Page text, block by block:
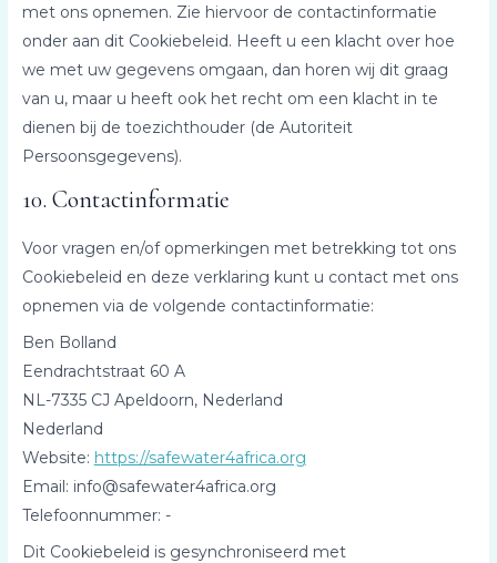
met ons opnemen. Zie hiervoor de contactinformatie
onder aan dit Cookiebeleid. Heeft u een klacht over hoe
we met uw gegevens omgaan, dan horen wij dit graag
van u, maar u heeft ook het recht om een klacht in te
dienen bij de toezichthouder (de Autoriteit
Persoonsgegevens).
10. Contactinformatie
Voor vragen en/of opmerkingen met betrekking tot ons
Cookiebeleid en deze verklaring kunt u contact met ons
opnemen via de volgende contactinformatie:
Ben Bolland
Eendrachtstraat 60 A
NL-7335 CJ Apeldoorn, Nederland
Nederland
Website: https://safewater4africa.org
Email: info@safewater4africa.org
Telefoonnummer: -
Dit Cookiebeleid is gesynchroniseerd met